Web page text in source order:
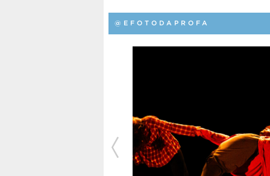
@EFOTODAPROFA